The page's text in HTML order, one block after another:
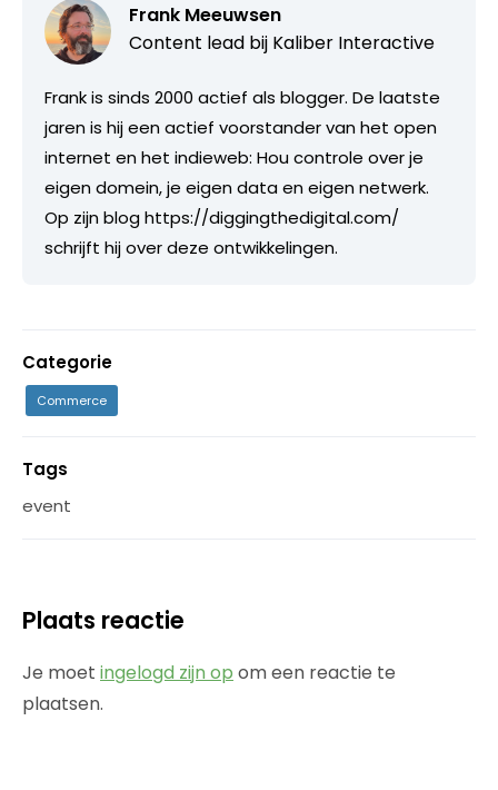
Frank Meeuwsen
Content lead bij Kaliber Interactive
Frank is sinds 2000 actief als blogger. De laatste
jaren is hij een actief voorstander van het open
internet en het indieweb: Hou controle over je
eigen domein, je eigen data en eigen netwerk.
Op zijn blog https://diggingthedigital.com/
schrijft hij over deze ontwikkelingen.
Categorie
Commerce
Tags
event
Plaats reactie
Je moet ingelogd zijn op om een reactie te
plaatsen.